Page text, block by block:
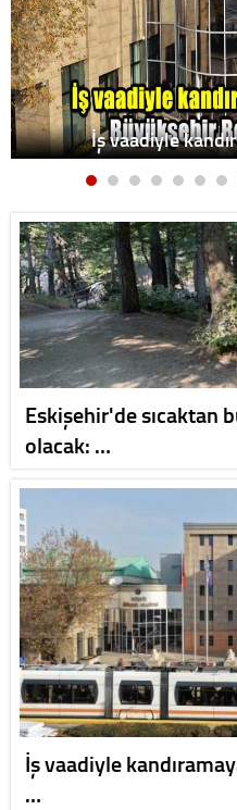
İş vaadiyle
Eskişehir'de sıcaktan
olacak: …
İş vaadiyle
…